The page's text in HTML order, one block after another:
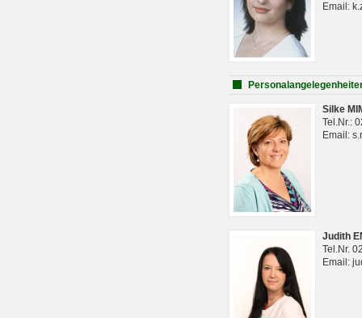
Email:
Silke
Tel.Nr.:
Email:
Judith
Tel.Nr.
Email: